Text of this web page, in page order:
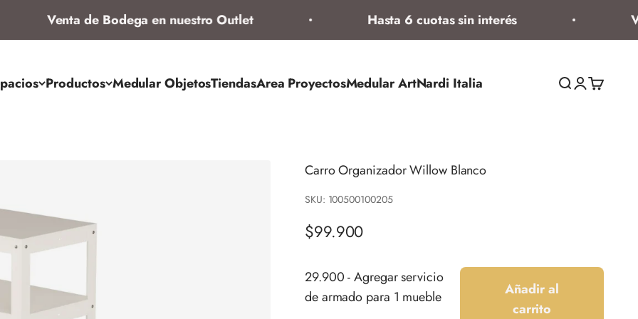
Venta de Bodega en nuestro Outlet Hasta 6 cuotas sin interés
Productos Medular ObjetosTiendasArea ProyectosMedular ArtNardi Italia Abrir búsqueda
AbrirAbrir
Carro Organizador Willow Blanco
SKU: 100500100205
Precio de oferta
$99.900
29.900 - Agregar servicio
de armado para 1 mueble
Añadir al
carrito